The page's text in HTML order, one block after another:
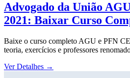
Advogado da União
2021: Baixar Curso
Baixe o curso completo AGU e PFN
teoria, exercícios e professores
Ver Detalhes →